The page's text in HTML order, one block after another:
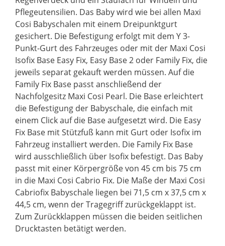
Pflegeutensilien. Das Baby wird wie bei allen Maxi
Cosi Babyschalen mit einem Dreipunktgurt
gesichert. Die Befestigung erfolgt mit dem Y 3-
Punkt-Gurt des Fahrzeuges oder mit der Maxi Cosi
Isofix Base Easy Fix, Easy Base 2 oder Family Fix, die
jeweils separat gekauft werden müssen. Auf die
Family Fix Base passt anschließend der
Nachfolgesitz Maxi Cosi Pearl. Die Base erleichtert
die Befestigung der Babyschale, die einfach mit
einem Click auf die Base aufgesetzt wird. Die Easy
Fix Base mit Stützfuß kann mit Gurt oder Isofix im
Fahrzeug installiert werden. Die Family Fix Base
wird ausschließlich über Isofix befestigt. Das Baby
passt mit einer Körpergröße von 45 cm bis 75 cm
in die Maxi Cosi Cabrio Fix. Die Maße der Maxi Cosi
Cabriofix Babyschale liegen bei 71,5 cm x 37,5 cm x
44,5 cm, wenn der Tragegriff zurückgeklappt ist.
Zum Zurückklappen müssen die beiden seitlichen
Drucktasten betätigt werden.